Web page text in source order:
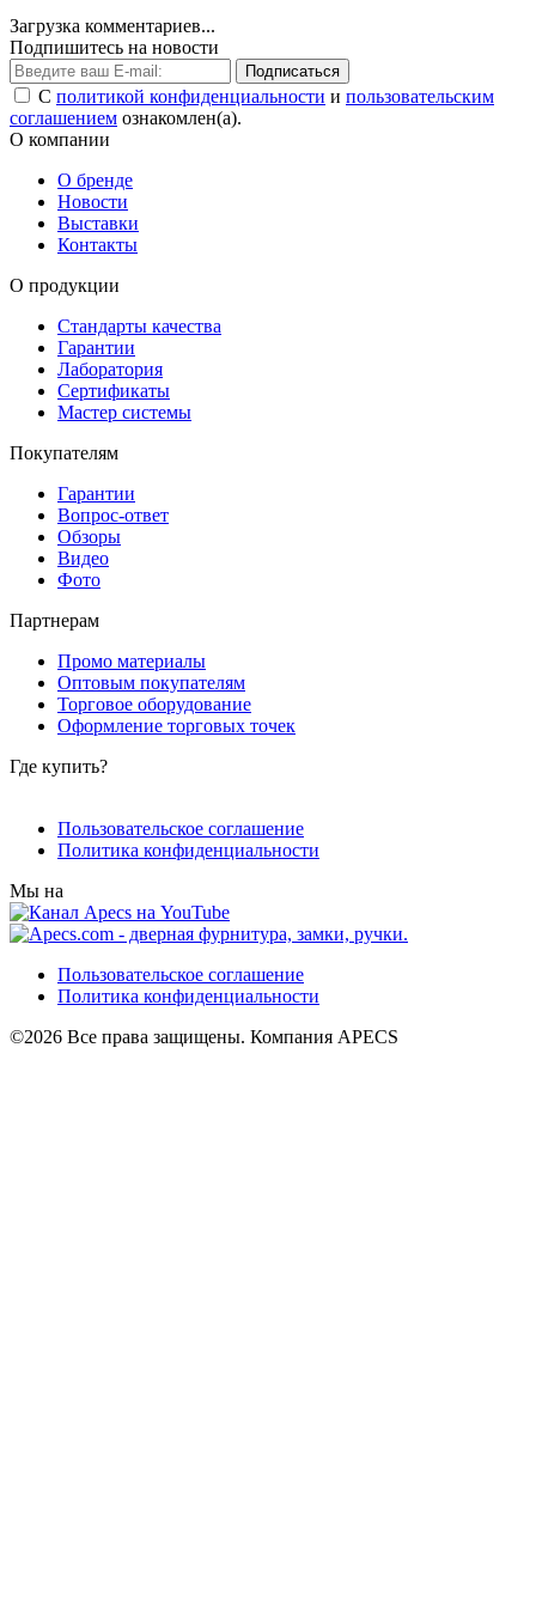
Загрузка комментариев...
Подпишитесь на новости
Подписаться
С политикой конфиденциальности и пользовательским
соглашением ознакомлен(а).
О компании
О бренде
Новости
Выставки
Контакты
О продукции
Стандарты качества
Гарантии
Лаборатория
Сертификаты
Мастер системы
Покупателям
Гарантии
Вопрос-ответ
Обзоры
Видео
Фото
Партнерам
Промо материалы
Оптовым покупателям
Торговое оборудование
Оформление торговых точек
Где купить?
Пользовательское соглашение
Политика конфиденциальности
Мы на
Пользовательское соглашение
Политика конфиденциальности
©2026 Все права защищены. Компания APECS